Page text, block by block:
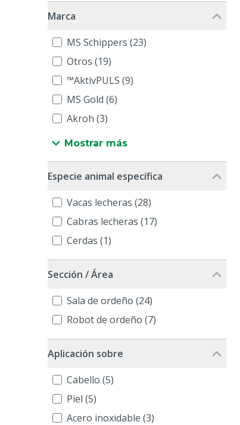
Marca
MS Schippers (23)
Otros (19)
™AktivPULS (9)
MS Gold (6)
Akroh (3)
Mostrar más
Especie animal específica
Vacas lecheras (28)
Cabras lecheras (17)
Cerdas (1)
Sección / Área
Sala de ordeño (24)
Robot de ordeño (7)
Aplicación sobre
Cabello (5)
Piel (5)
Acero inoxidable (3)